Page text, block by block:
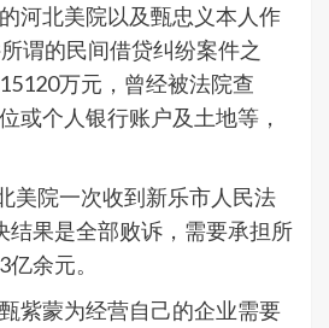
河北美院以及甄忠义本人作
谓的民间借贷纠纷案件之
万元，曾经被法院查
或个人银行账户及土地等，
美院一次收到新乐市人民法
结果是全部败诉，需要承担所
余元。
紫蒙为经营自己的企业需要